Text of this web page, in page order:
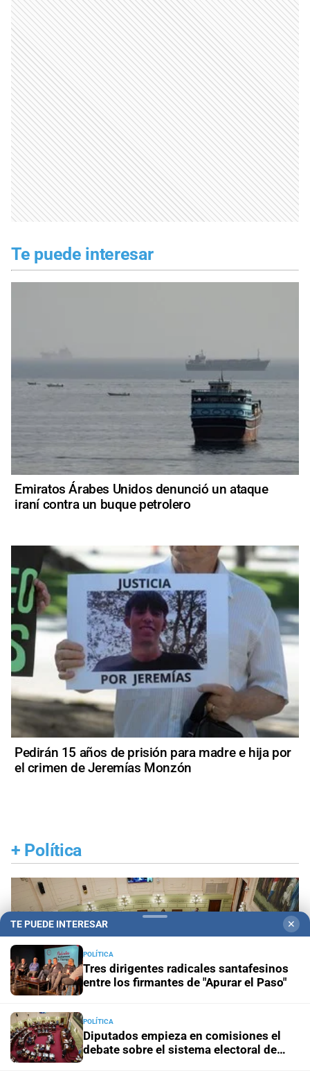
Te puede interesar
Emiratos Árabes Unidos denunció un ataque
iraní contra un buque petrolero
Pedirán 15 años de prisión para madre e hija por
el crimen de Jeremías Monzón
+ Política
TE PUEDE INTERESAR ✕
POLÍTICA
Tres dirigentes radicales santafesinos
entre los firmantes de "Apurar el Paso"
POLÍTICA
Diputados empieza en comisiones el
debate sobre el sistema electoral de